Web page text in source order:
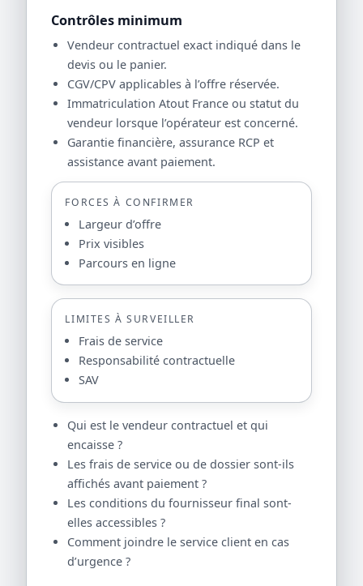
Contrôles minimum
Vendeur contractuel exact indiqué dans le
devis ou le panier.
CGV/CPV applicables à l’offre réservée.
Immatriculation Atout France ou statut du
vendeur lorsque l’opérateur est concerné.
Garantie financière, assurance RCP et
assistance avant paiement.
FORCES À CONFIRMER
Largeur d’offre
Prix visibles
Parcours en ligne
LIMITES À SURVEILLER
Frais de service
Responsabilité contractuelle
SAV
Qui est le vendeur contractuel et qui
encaisse ?
Les frais de service ou de dossier sont-ils
affichés avant paiement ?
Les conditions du fournisseur final sont-
elles accessibles ?
Comment joindre le service client en cas
d’urgence ?